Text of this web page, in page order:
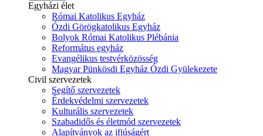
Egyházi élet
Római Katolikus Egyház
Ózdi Görögkatolikus Egyház
Bolyok Római Katolikus Plébánia
Református egyház
Evangélikus testvérközösség
Magyar Pünkösdi Egyház Ózdi Gyülekezete
Civil szervezetek
Segítő szervezetek
Érdekvédelmi szervezetek
Kulturális szervezetek
Szabadidős és életmód szervezetek
Alapítványok az ifjúságért